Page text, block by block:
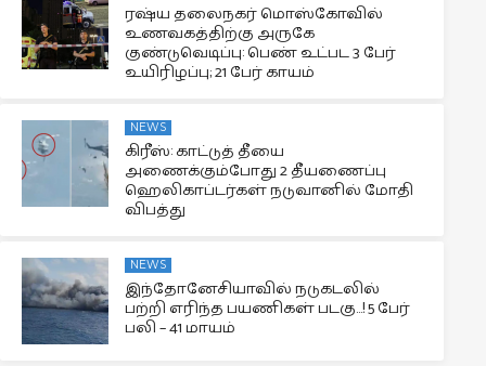
ரஷ்ய தலைநகர் மொஸ்கோவில்
உணவகத்திற்கு அருகே
குண்டுவெடிப்பு: பெண் உட்பட 3 பேர்
உயிரிழப்பு; 21 பேர் காயம்
NEWS
கிரீஸ்: காட்டுத் தீயை
அணைக்கும்போது 2 தீயணைப்பு
ஹெலிகாப்டர்கள் நடுவானில் மோதி
விபத்து
NEWS
இந்தோனேசியாவில் நடுகடலில்
பற்றி எரிந்த பயணிகள் படகு…! 5 பேர்
பலி – 41 மாயம்